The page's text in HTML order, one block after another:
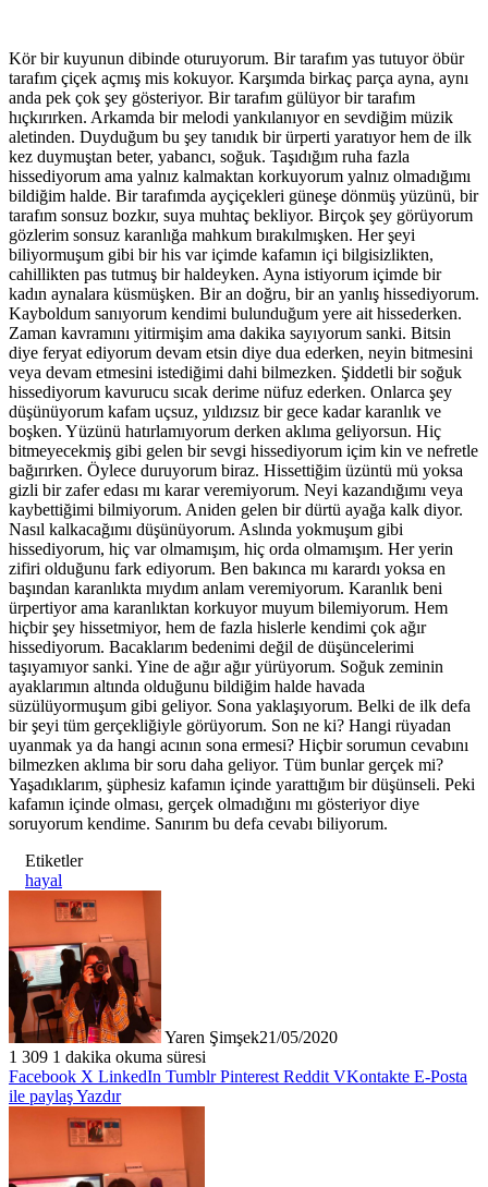
Kör bir kuyunun dibinde oturuyorum. Bir tarafım yas tutuyor öbür
tarafım çiçek açmış mis kokuyor. Karşımda birkaç parça ayna, aynı
anda pek çok şey gösteriyor. Bir tarafım gülüyor bir tarafım
hıçkırırken. Arkamda bir melodi yankılanıyor en sevdiğim müzik
aletinden. Duyduğum bu şey tanıdık bir ürperti yaratıyor hem de ilk
kez duymuştan beter, yabancı, soğuk. Taşıdığım ruha fazla
hissediyorum ama yalnız kalmaktan korkuyorum yalnız olmadığımı
bildiğim halde. Bir tarafımda ayçiçekleri güneşe dönmüş yüzünü, bir
tarafım sonsuz bozkır, suya muhtaç bekliyor. Birçok şey görüyorum
gözlerim sonsuz karanlığa mahkum bırakılmışken. Her şeyi
biliyormuşum gibi bir his var içimde kafamın içi bilgisizlikten,
cahillikten pas tutmuş bir haldeyken. Ayna istiyorum içimde bir
kadın aynalara küsmüşken. Bir an doğru, bir an yanlış hissediyorum.
Kayboldum sanıyorum kendimi bulunduğum yere ait hissederken.
Zaman kavramını yitirmişim ama dakika sayıyorum sanki. Bitsin
diye feryat ediyorum devam etsin diye dua ederken, neyin bitmesini
veya devam etmesini istediğimi dahi bilmezken. Şiddetli bir soğuk
hissediyorum kavurucu sıcak derime nüfuz ederken. Onlarca şey
düşünüyorum kafam uçsuz, yıldızsız bir gece kadar karanlık ve
boşken. Yüzünü hatırlamıyorum derken aklıma geliyorsun. Hiç
bitmeyecekmiş gibi gelen bir sevgi hissediyorum içim kin ve nefretle
bağırırken. Öylece duruyorum biraz. Hissettiğim üzüntü mü yoksa
gizli bir zafer edası mı karar veremiyorum. Neyi kazandığımı veya
kaybettiğimi bilmiyorum. Aniden gelen bir dürtü ayağa kalk diyor.
Nasıl kalkacağımı düşünüyorum. Aslında yokmuşum gibi
hissediyorum, hiç var olmamışım, hiç orda olmamışım. Her yerin
zifiri olduğunu fark ediyorum. Ben bakınca mı karardı yoksa en
başından karanlıkta mıydım anlam veremiyorum. Karanlık beni
ürpertiyor ama karanlıktan korkuyor muyum bilemiyorum. Hem
hiçbir şey hissetmiyor, hem de fazla hislerle kendimi çok ağır
hissediyorum. Bacaklarım bedenimi değil de düşüncelerimi
taşıyamıyor sanki. Yine de ağır ağır yürüyorum. Soğuk zeminin
ayaklarımın altında olduğunu bildiğim halde havada
süzülüyormuşum gibi geliyor. Sona yaklaşıyorum. Belki de ilk defa
bir şeyi tüm gerçekliğiyle görüyorum. Son ne ki? Hangi rüyadan
uyanmak ya da hangi acının sona ermesi? Hiçbir sorumun cevabını
bilmezken aklıma bir soru daha geliyor. Tüm bunlar gerçek mi?
Yaşadıklarım, şüphesiz kafamın içinde yarattığım bir düşünseli. Peki
kafamın içinde olması, gerçek olmadığını mı gösteriyor diye
soruyorum kendime. Sanırım bu defa cevabı biliyorum.
Etiketler
hayal
Yaren Şimşek21/05/2020
1 309 1 dakika okuma süresi
Facebook X LinkedIn Tumblr Pinterest Reddit VKontakte E-Posta
ile paylaşYazdır